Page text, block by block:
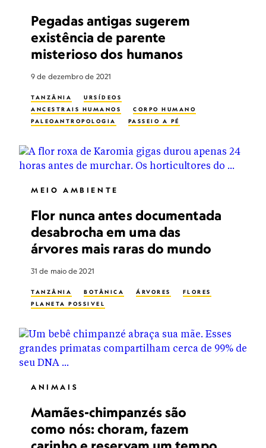
Pegadas antigas sugerem
existência de parente
misterioso dos humanos
9 de dezembro de 2021
TANZÂNIA
URSÍDEOS
ANCESTRAIS HUMANOS
CORPO HUMANO
PALEOANTROPOLOGIA
PASSEIO A PÉ
MEIO AMBIENTE
Flor nunca antes documentada
desabrocha em uma das
árvores mais raras do mundo
31 de maio de 2021
TANZÂNIA BOTÂNICA ÁRVORES
FLORES
PLANETA POSSIVEL
ANIMAIS
Mamães-chimpanzés são
como nós: choram, fazem